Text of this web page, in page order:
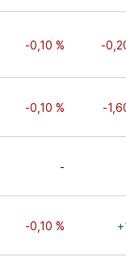
-0,10 % -
-0,10 % -
-
-0,10 %